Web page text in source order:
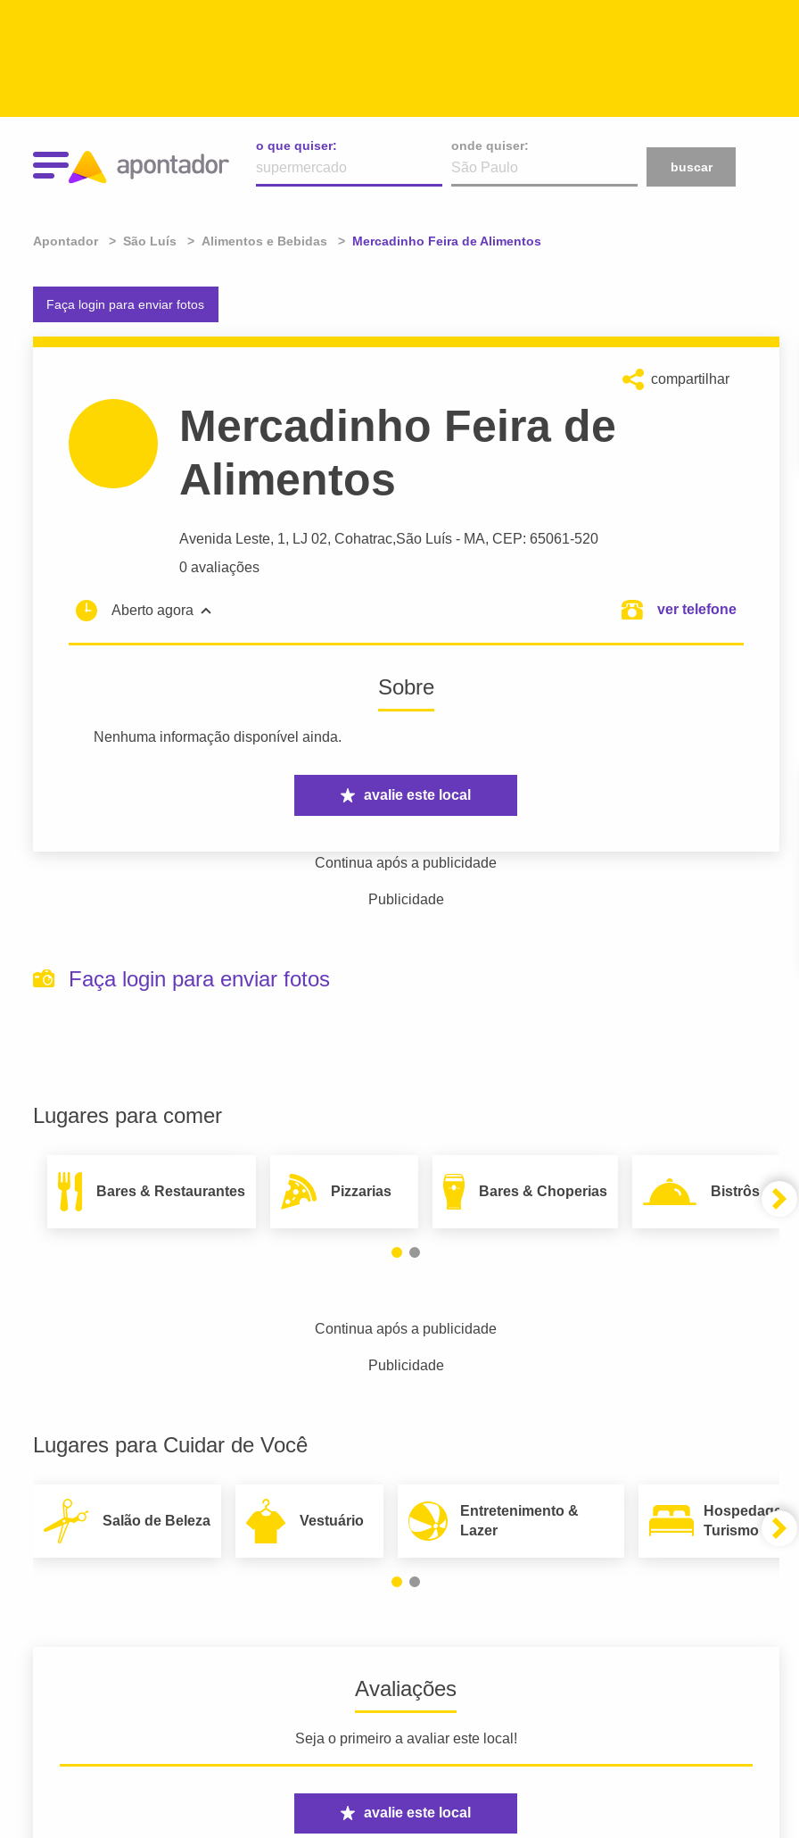
o que quiser:
onde quiser:
buscar
Apontador São Luís Alimentos e Bebidas Atual:
Mercadinho Feira de Alimentos
Faça login para enviar fotos
compartilhar
Mercadinho Feira de
Alimentos
Avenida Leste, 1, LJ 02, Cohatrac,São Luís - MA, CEP: 65061-520
0 avaliações
Aberto agora ver telefone
Sobre
Nenhuma informação disponível ainda.
avalie este local
Continua após a publicidade
Publicidade
Faça login para enviar fotos
Lugares para comer
Bares & Restaurantes Pizzarias Bares & Choperias Bistrôs
Continua após a publicidade
Publicidade
Lugares para Cuidar de Você
Salão de Beleza Vestuário
Entretenimento &
Lazer
Hospedagem
Turismo
Avaliações
Seja o primeiro a avaliar este local!
avalie este local